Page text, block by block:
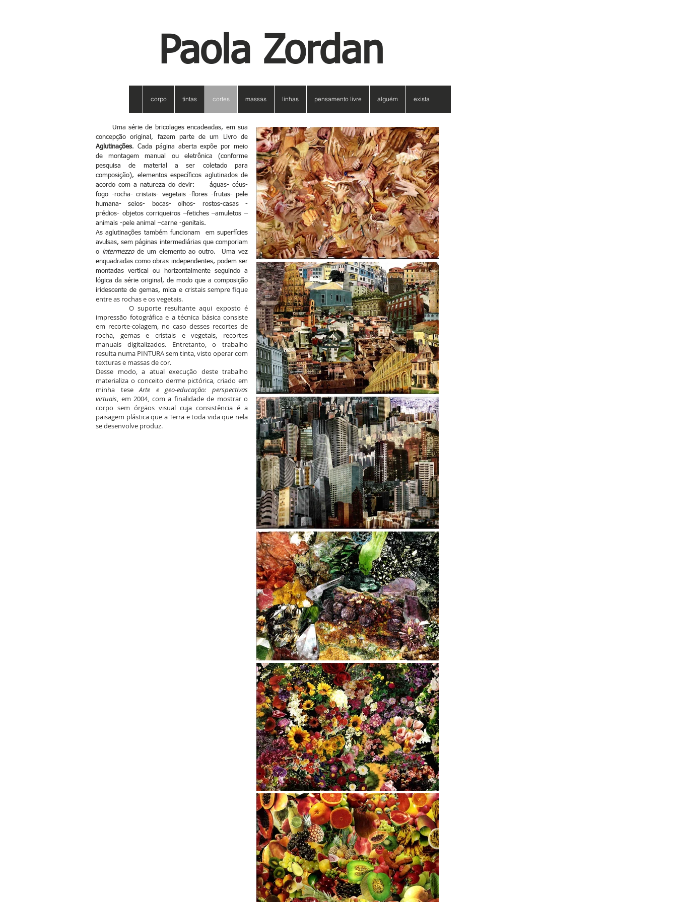
Paola Zordan
corpo tintas cortes massas linhas pensamento livre alguém exista
Uma série de bricolages encadeadas, em sua
concepção original, fazem parte de um Livro de
Aglutinações. Cada página aberta expõe por meio
de montagem manual ou eletrônica (conforme
pesquisa de material a ser coletado para
composição), elementos específicos aglutinados de
acordo com a natureza do devir: águas- céus-
fogo -rocha- cristais- vegetais -flores -frutas- pele
humana- seios- bocas- olhos- rostos-casas -
prédios- objetos corriqueiros –fetiches –amuletos –
animais -pele animal –carne -genitais.
As aglutinações também funcionam em superfícies
avulsas, sem páginas intermediárias que comporiam
o intermezzode um elemento ao outro. Uma vez
enquadradas como obras independentes, podem ser
montadas vertical ou horizontalmente seguindo a
lógica da série original, de modo que a composição
iridescente de gemas, mica e cristais sempre fique
entre as rochas e os vegetais.
O suporte resultante aqui exposto é
impressão fotográfica e a técnica básica consiste
em recorte-colagem, no caso desses recortes de
rocha, gemas e cristais e vegetais, recortes
manuais digitalizados. Entretanto, o trabalho
resulta numa PINTURA sem tinta, visto operar com
texturas e massas de cor.
Desse modo, a atual execução deste trabalho
materializa o conceito derme pictórica, criado em
minha teseArte e geo-educação: perspectivas
virtuais, em 2004, com a finalidade de mostrar o
corpo sem órgãos visual cuja consistência é a
paisagem plástica que a Terra e toda vida que nela
se desenvolve produz.